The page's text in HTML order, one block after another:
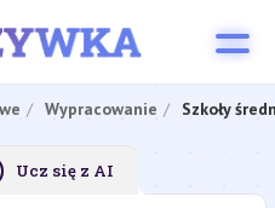
Wypracowanie Szkoły
Ucz się z AI